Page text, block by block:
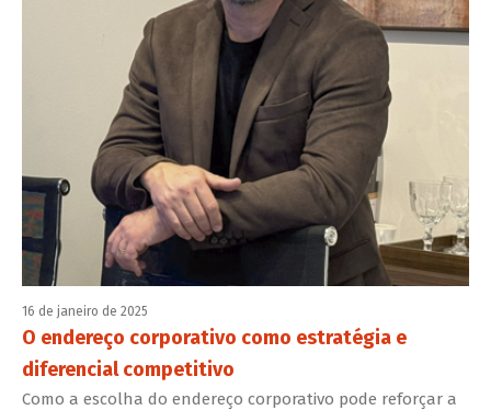
16 de janeiro de 2025
O endereço corporativo como estratégia e
diferencial competitivo
Como a escolha do endereço corporativo pode reforçar a